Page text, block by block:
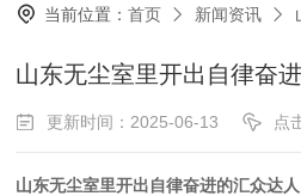
当前位置：首页 新闻资讯
山东无尘室里开出自律奋
更新时间：2025-06-13 点
山东无尘室里开出自律奋进的汇众达人